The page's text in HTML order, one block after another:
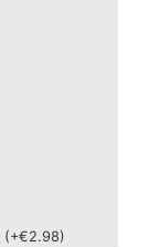
(+€2.98)